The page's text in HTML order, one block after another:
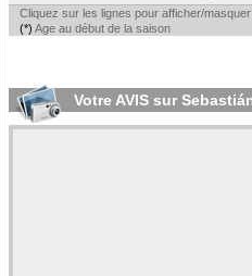
Cliquez sur les lignes pour afficher/
(*) Age au début de la saison
Votre AVIS sur